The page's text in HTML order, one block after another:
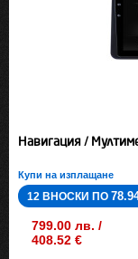
Навигация /
Купи на изплащане
12 ВНОСКИ ПО
799.00 лв. /
408.52 €